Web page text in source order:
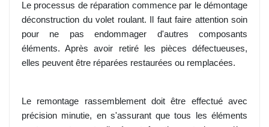
Le processus de réparation commence par le démontage
déconstruction du volet roulant. Il faut faire attention soin
pour ne pas endommager d'autres composants
éléments. Après avoir retiré les pièces défectueuses,
elles peuvent être réparées restaurées ou remplacées.
Le remontage rassemblement doit être effectué avec
précision minutie, en s'assurant que tous les éléments